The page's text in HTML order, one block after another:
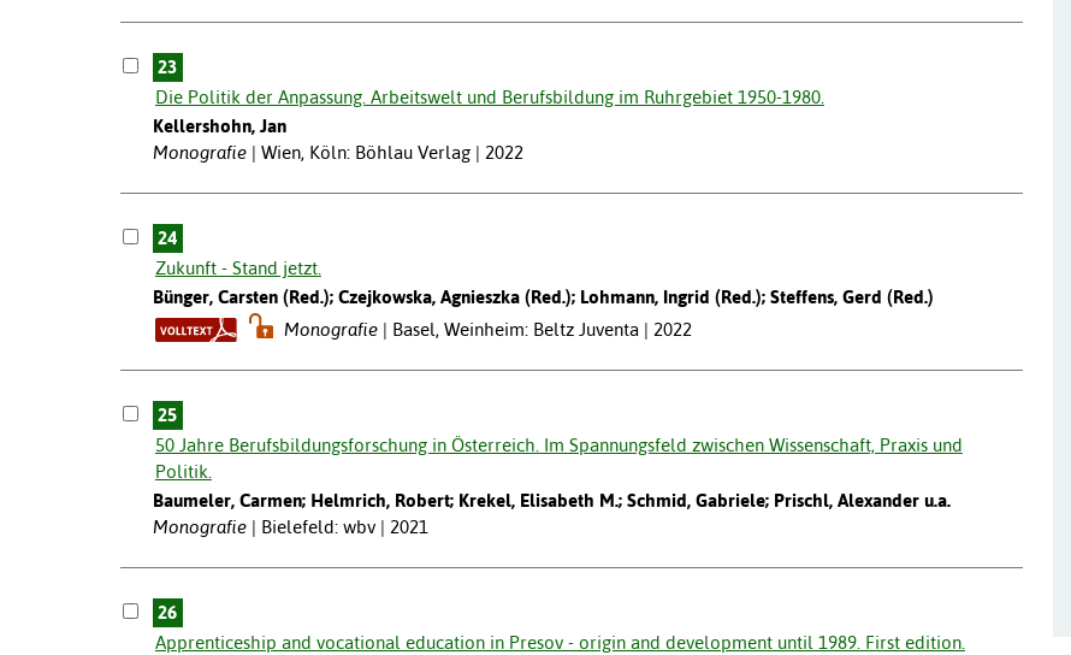
23
Die Politik der Anpassung. Arbeitswelt und Berufsbildung im Ruhrgebiet 1950-1980.
Kellershohn, Jan
Monografie
Wien, Köln: Böhlau Verlag | 2022
24
Zukunft - Stand jetzt.
Bünger, Carsten (Red.); Czejkowska, Agnieszka (Red.); Lohmann, Ingrid (Red.); Steffens, Gerd (Red.)
Monografie
Basel, Weinheim: Beltz Juventa | 2022
25
50 Jahre Berufsbildungsforschung in Österreich. Im Spannungsfeld zwischen Wissenschaft, Praxis und
Politik.
Baumeler, Carmen; Helmrich, Robert; Krekel, Elisabeth M.; Schmid, Gabriele; Prischl, Alexander u.a.
Monografie
Bielefeld: wbv | 2021
26
Apprenticeship and vocational education in Presov - origin and development until 1989. First edition.